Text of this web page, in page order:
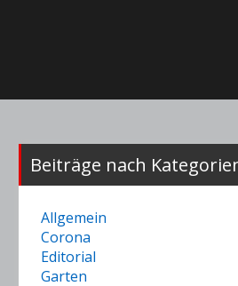
Beiträge nach
Allgemein
Corona
Editorial
Garten